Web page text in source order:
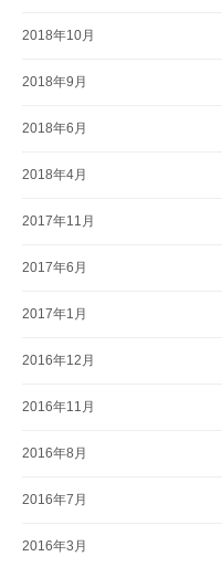
2018年10月
2018年9月
2018年6月
2018年4月
2017年11月
2017年6月
2017年1月
2016年12月
2016年11月
2016年8月
2016年7月
2016年3月